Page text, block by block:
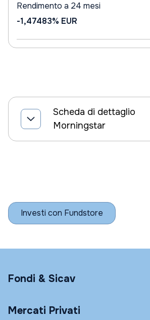
Rendimento a 24 mesi
-1,47483% EUR
Scheda di dettaglio
Morningstar
Investi con Fundstore
Fondi & Sicav
Mercati Privati